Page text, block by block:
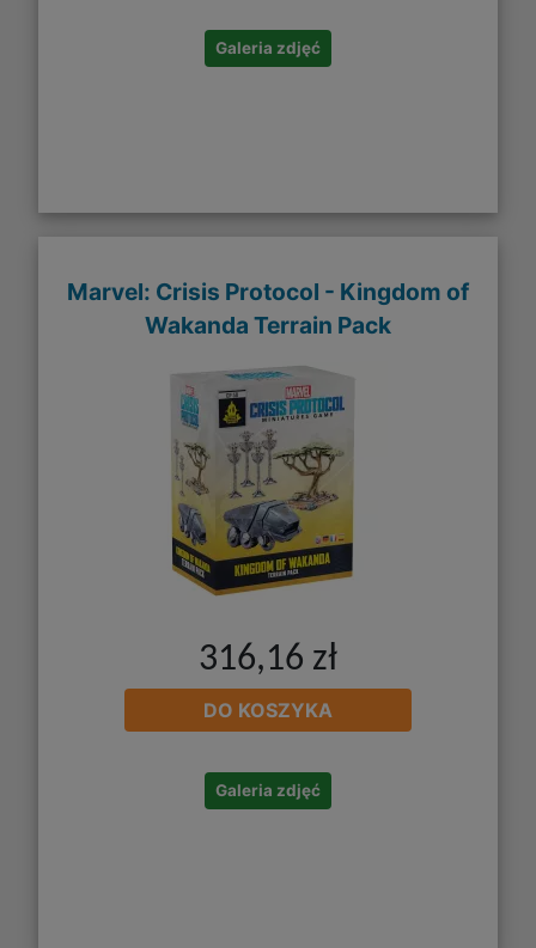
Galeria zdjęć
Marvel: Crisis Protocol - Kingdom of
Wakanda Terrain Pack
316,16 zł
DO KOSZYKA
Galeria zdjęć